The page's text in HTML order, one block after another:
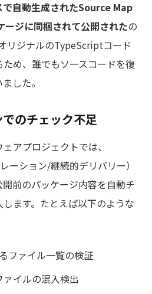
で自動生成されたSource Map
ジに同梱されて公開されたの
リジナルのTypeScriptコード
め、誰でもソースコードを復
した。
のチェック不足
アプロジェクトでは、
ーション/継続的デリバリー）
前のパッケージ内容を自動チ
ます。たとえば以下のような
ファイル一覧の検証
イルの混入検出